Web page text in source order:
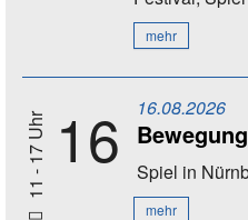
mehr
11 - 17 Uhr 16 16.08.2026
Spiel in
mehr